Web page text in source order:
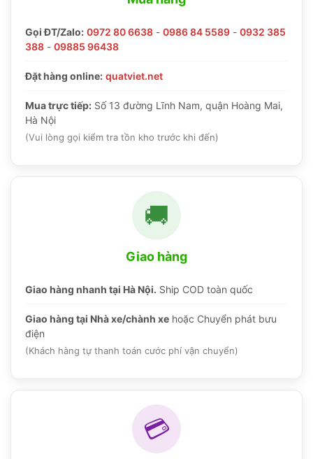
Gọi ĐT/Zalo: 0972 80 6638 - 0986 84 5589 - 0932 385
388 - 09885 96438
Đặt hàng online: quatviet.net
Mua trực tiếp: Số 13 đường Lĩnh Nam, quận Hoàng Mai,
Hà Nội
(Vui lòng gọi kiểm tra tồn kho trước khi đến)
🚚
Giao hàng
Giao hàng nhanh tại Hà Nội. Ship COD toàn quốc
Giao hàng tại Nhà xe/chành xe hoặc Chuyển phát bưu
điện
(Khách hàng tự thanh toán cước phí vận chuyển)
💳